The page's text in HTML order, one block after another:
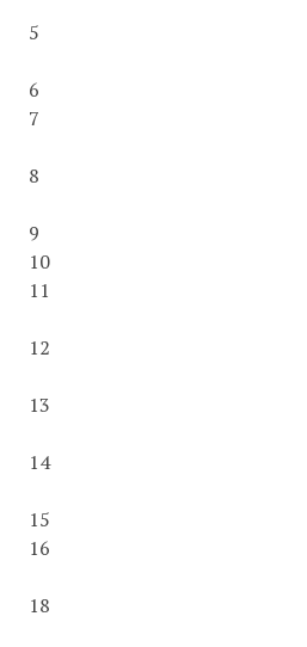
5
6
7
8
9
10
11
12
13
14
15
16
18